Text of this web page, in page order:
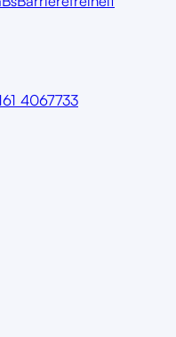
4067733